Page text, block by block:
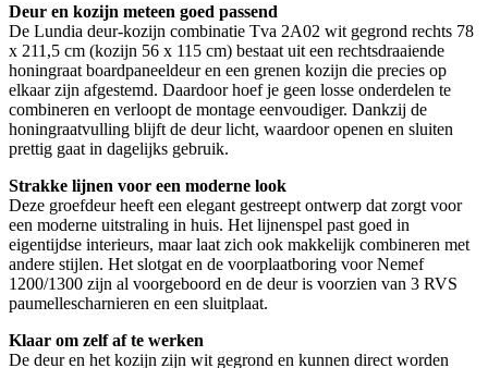
Deur en kozijn meteen goed passend
De Lundia deur-kozijn combinatie Tva 2A02 wit gegrond rechts 78
x 211,5 cm (kozijn 56 x 115 cm) bestaat uit een rechtsdraaiende
honingraat boardpaneeldeur en een grenen kozijn die precies op
elkaar zijn afgestemd. Daardoor hoef je geen losse onderdelen te
combineren en verloopt de montage eenvoudiger. Dankzij de
honingraatvulling blijft de deur licht, waardoor openen en sluiten
prettig gaat in dagelijks gebruik.
Strakke lijnen voor een moderne look
Deze groefdeur heeft een elegant gestreept ontwerp dat zorgt voor
een moderne uitstraling in huis. Het lijnenspel past goed in
eigentijdse interieurs, maar laat zich ook makkelijk combineren met
andere stijlen. Het slotgat en de voorplaatboring voor Nemef
1200/1300 zijn al voorgeboord en de deur is voorzien van 3 RVS
paumellescharnieren en een sluitplaat.
Klaar om zelf af te werken
De deur en het kozijn zijn wit gegrond en kunnen direct worden